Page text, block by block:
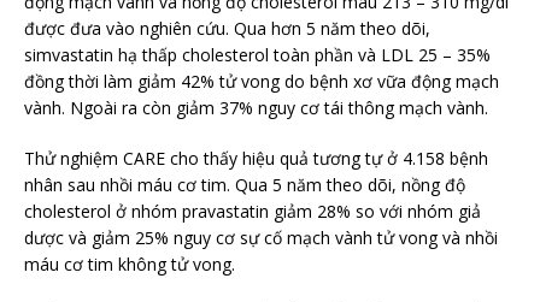
được đưa vào nghiên cứu. Qua hơn 5 năm theo dõi,
simvastatin hạ thấp cholesterol toàn phần và LDL 25 – 35%
đồng thời làm giảm 42% tử vong do bệnh xơ vữa động mạch
vành. Ngoài ra còn giảm 37% nguy cơ tái thông mạch vành.
Thử nghiệm CARE cho thấy hiệu quả tương tự ở 4.158 bệnh
nhân sau nhồi máu cơ tim. Qua 5 năm theo dõi, nồng độ
cholesterol ở nhóm pravastatin giảm 28% so với nhóm giả
dược và giảm 25% nguy cơ sự cố mạch vành tử vong và nhồi
máu cơ tim không tử vong.